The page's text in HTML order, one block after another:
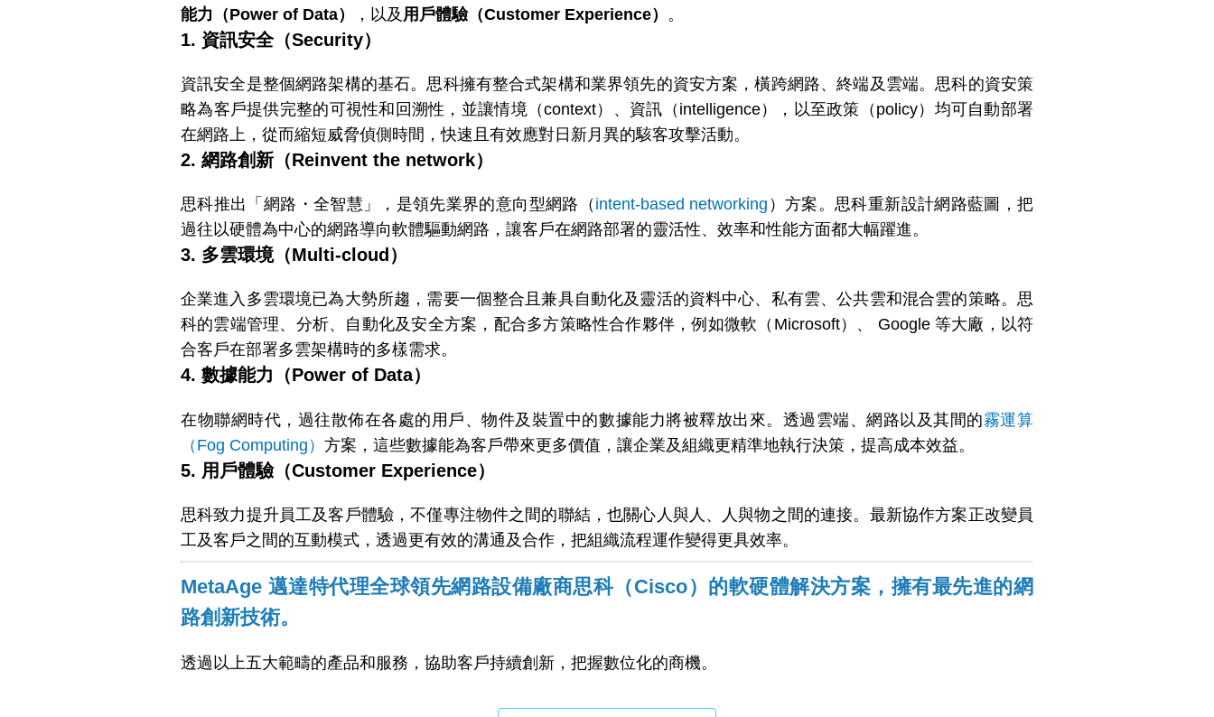
能力（Power of Data）
，以及 用戶體驗（Customer Experience） 。
1. 資訊安全（Security）
資訊安全是整個網路架構的基石。思科擁有整合式架構和業界領先的資安方案，橫跨網路、終端及雲端。思科的資安策
略為客戶提供完整的可視性和回溯性，並讓情境（context）、資訊（intelligence），以至政策（policy）均可自動部署
在網路上，從而縮短威脅偵側時間，快速且有效應對日新月異的駭客攻擊活動。
2. 網路創新（Reinvent the network）
思科推出「網路・全智慧」，是領先業界的意向型網路（ intent-based networking ）方案。思科重新設計網路藍圖，把
過往以硬體為中心的網路導向軟體驅動網路，讓客戶在網路部署的靈活性、效率和性能方面都大幅躍進。
3. 多雲環境（Multi-cloud）
企業進入多雲環境已為大勢所趨，需要一個整合且兼具自動化及靈活的資料中心、私有雲、公共雲和混合雲的策略。思
科的雲端管理、分析、自動化及安全方案，配合多方策略性合作夥伴，例如微軟（Microsoft）、 Google 等大廠，以符
合客戶在部署多雲架構時的多樣需求。
4. 數據能力（Power of Data）
在物聯網時代，過往散佈在各處的用戶、物件及裝置中的數據能力將被釋放出來。透過雲端、網路以及其間的霧運算
（Fog Computing） 方案，這些數據能為客戶帶來更多價值，讓企業及組織更精準地執行決策，提高成本效益。
5. 用戶體驗（Customer Experience）
思科致力提升員工及客戶體驗，不僅專注物件之間的聯結，也關心人與人、人與物之間的連接。最新協作方案正改變員
工及客戶之間的互動模式，透過更有效的溝通及合作，把組織流程運作變得更具效率。
MetaAge 邁達特代理全球領先網路設備廠商思科（Cisco）的軟硬體解決方案，擁有最先進的網
路創新技術。
透過以上五大範疇的產品和服務，協助客戶持續創新，把握數位化的商機。